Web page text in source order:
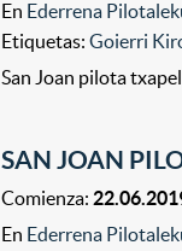
En Ederrena
Etiquetas:Goierri
San Joan pilota
SAN JOAN
Comienza:
En Ederrena